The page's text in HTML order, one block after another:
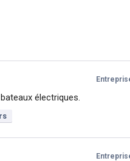
électriques.